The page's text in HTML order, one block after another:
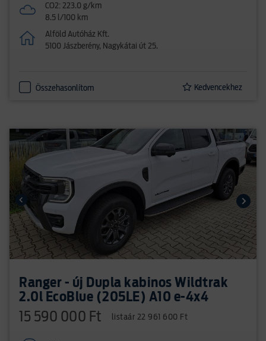
CO2: 223.0 g/km
8.5 l/100 km
Alföld Autóház Kft.
5100 Jászberény, Nagykátai út 25.
Összehasonlítom Kedvencekhez
Ranger - új Dupla kabinos Wildtrak
2.0l EcoBlue (205LE) A10 e-4x4
15 590 000 Ft listaár 22 961 600 Ft